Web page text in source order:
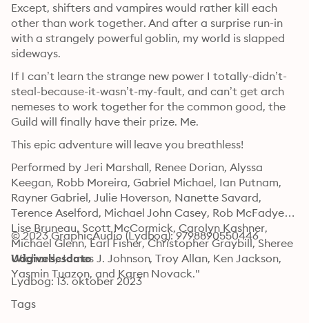
Except, shifters and vampires would rather kill each
other than work together. And after a surprise run-in
with a strangely powerful goblin, my world is slapped
sideways.
If I can’t learn the strange new power I totally-didn’t-
steal-because-it-wasn’t-my-fault, and can’t get arch
nemeses to work together for the common good, the
Guild will finally have their prize. Me.
This epic adventure will leave you breathless!
Performed by Jeri Marshall, Renee Dorian, Alyssa
Keegan, Robb Moreira, Gabriel Michael, Ian Putnam,
Rayner Gabriel, Julie Hoverson, Nanette Savard,
Terence Aselford, Michael John Casey, Rob McFadyen,
Lise Bruneau, Scott McCormick, Carolyn Kashner,
Michael Glenn, Earl Fisher, Christopher Graybill, Sheree
Wichard, James J. Johnson, Troy Allan, Ken Jackson,
Yasmin Tuazon, and Karen Novack."
© 2023 GraphicAudio (Lydbog): 9798890550446
Udgivelsesdato
Lydbog: 13. oktober 2023
Tags